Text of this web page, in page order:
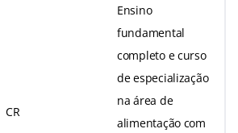
CR
Ensino
fundamental
completo e curso
de especialização
na área de
alimentação com